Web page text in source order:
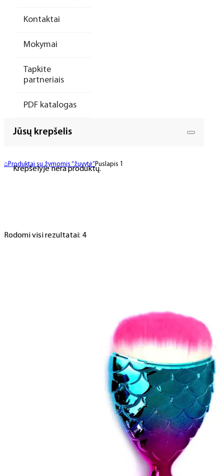
Kontaktai
Mokymai
Tapkite
partneriais
PDF katalogas
Jūsų krepšelis
Krepšelyje nėra produktų.
⌂ Produktai su žymomis “žuvytė” Puslapis 1
Rodomi visi rezultatai: 4